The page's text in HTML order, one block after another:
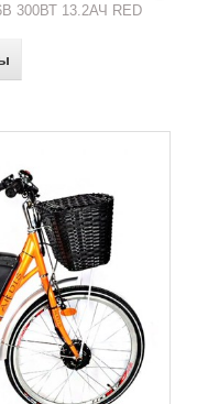
300ВТ 13.2АЧ RED